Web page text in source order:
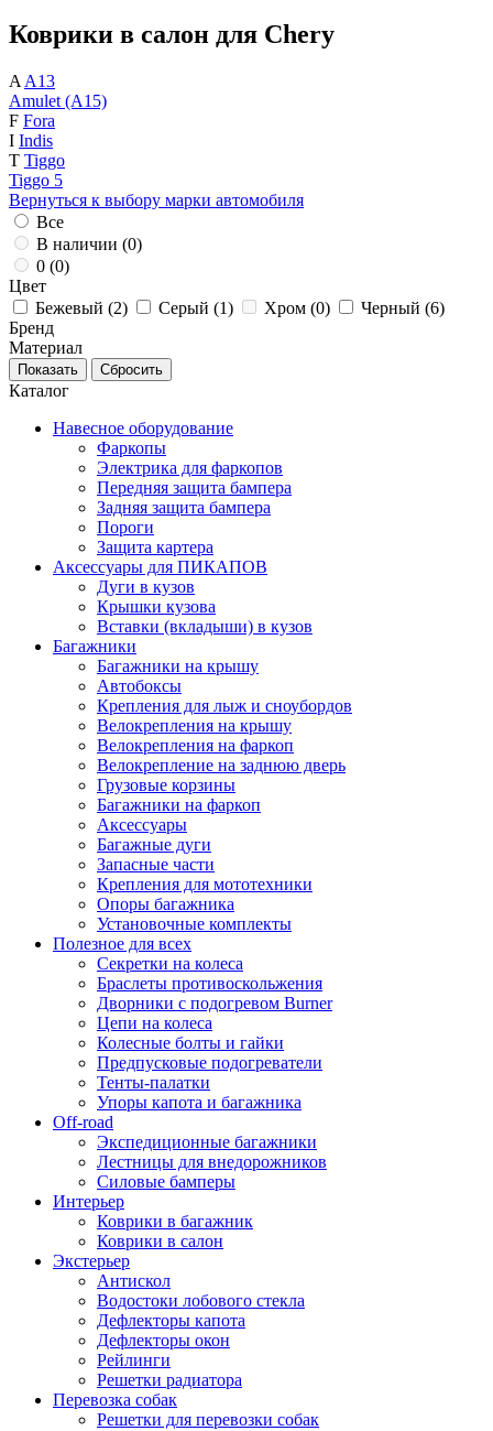
Коврики в салон для Chery
A A13
Amulet (A15)
F Fora
I Indis
T Tiggo
Tiggo 5
Вернуться к выбору марки автомобиля
Все
В наличии (0)
0 (0)
Цвет
Бежевый (2) Серый (1) Хром (0) Черный (6)
Бренд
Материал
Каталог
Навесное оборудование
Фаркопы
Электрика для фаркопов
Передняя защита бампера
Задняя защита бампера
Пороги
Защита картера
Аксессуары для ПИКАПОВ
Дуги в кузов
Крышки кузова
Вставки (вкладыши) в кузов
Багажники
Багажники на крышу
Автобоксы
Крепления для лыж и сноубордов
Велокрепления на крышу
Велокрепления на фаркоп
Велокрепление на заднюю дверь
Грузовые корзины
Багажники на фаркоп
Аксессуары
Багажные дуги
Запасные части
Крепления для мототехники
Опоры багажника
Установочные комплекты
Полезное для всех
Секретки на колеса
Браслеты противоскольжения
Дворники с подогревом Burner
Цепи на колеса
Колесные болты и гайки
Предпусковые подогреватели
Тенты-палатки
Упоры капота и багажника
Off-road
Экспедиционные багажники
Лестницы для внедорожников
Силовые бамперы
Интерьер
Коврики в багажник
Коврики в салон
Экстерьер
Антискол
Водостоки лобового стекла
Дефлекторы капота
Дефлекторы окон
Рейлинги
Решетки радиатора
Перевозка собак
Решетки для перевозки собак